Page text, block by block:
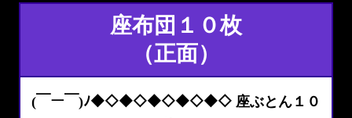
座布団１０枚
（正面）
(￣ー￣)ﾉ◆◇◆◇◆◇◆◇◆◇ 座ぶとん１０